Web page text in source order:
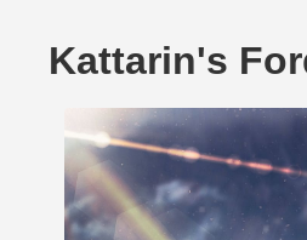
Kattarin's